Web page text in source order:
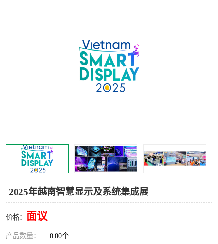
2025年越南智慧显示及系统集成展
价格： 面议
产品数量： 0.00个
2025年国外广告标识展 2025年国内中国香港照明
展